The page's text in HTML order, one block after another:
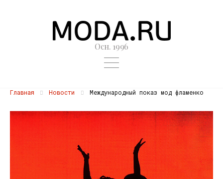
Осн. 1996
Главная Новости Международный показ мод фламенко